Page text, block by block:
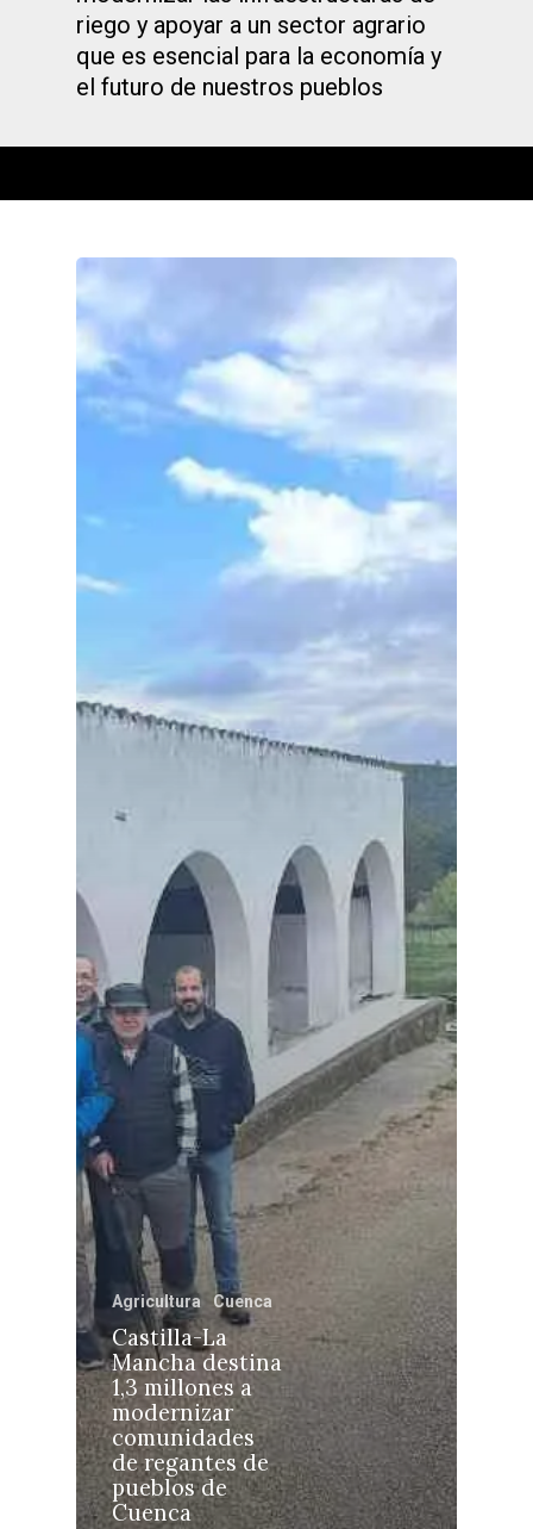
riego y apoyar a un sector agrario
que es esencial para la economía y
el futuro de nuestros pueblos
Agricultura Cuenca
Castilla-La
Mancha destina
1,3 millones a
modernizar
comunidades
de regantes de
pueblos de
Cuenca
Castilla-La
Toledo
Ciudad Real
Cuenca
Guadalajara
Talavera
Sanidad
Economía
Educación
Cultura
Deportes
Sucesos
Medio Ambiente
Planeta Rural